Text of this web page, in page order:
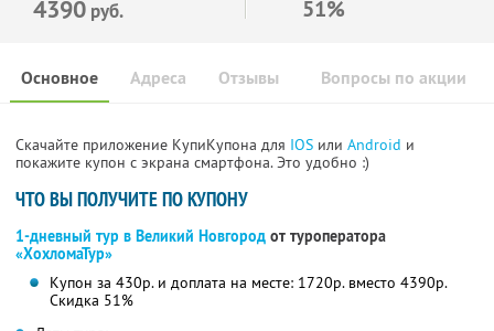
4390 руб. 51%
Основное Отзывы Вопросы по акции
Адреса
Скачайте приложение КупиКупона для IOS или Android и
покажите купон с экрана смартфона. Это удобно :)
ЧТО ВЫ ПОЛУЧИТЕ ПО КУПОНУ
1-дневный тур в Великий Новгород от туроператора
«ХохломаТур»
Купон за 430р. и доплата на месте: 1720р. вместо 4390р.
Скидка 51%